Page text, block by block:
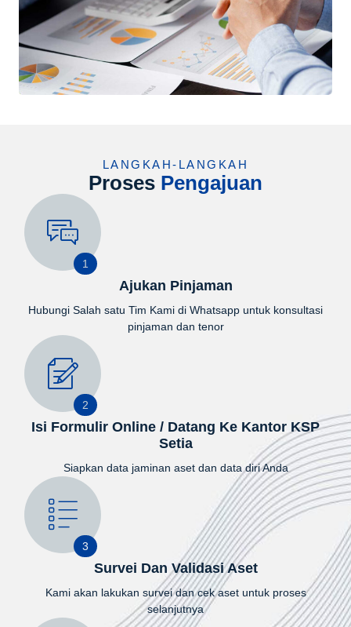
LANGKAH-LANGKAH
Proses Pengajuan
1
Ajukan Pinjaman
Hubungi Salah satu Tim Kami di Whatsapp untuk konsultasi
pinjaman dan tenor
2
Isi Formulir Online / Datang Ke Kantor KSP
Setia
Siapkan data jaminan aset dan data diri Anda
3
Survei Dan Validasi Aset
Kami akan lakukan survei dan cek aset untuk proses
selanjutnya